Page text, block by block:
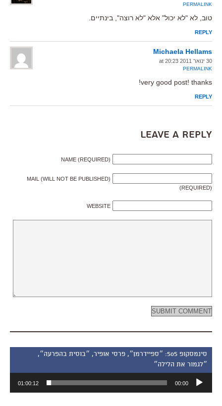
PERMALINK
טוב, לא "לא יכול" אלא "לא רוצה", בינתיים.
REPLY
Michaela Hellams
30 ינואר 2011 at 20:23
PERMALINK
very good post! thanks!
REPLY
Leave a Reply
NAME (REQUIRED)
MAIL (WILL NOT BE PUBLISHED)
(REQUIRED)
WEBSITE
סינמסקופ 505: ״ספיידרמן״, פרסי אופיר, ״בוסית בהפרעה״,
״לגמור את הלילה״
אודיו
00:00
01:00:12